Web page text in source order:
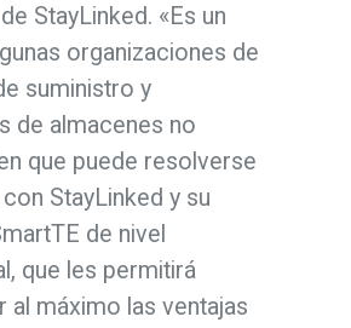
StayLinked. «Es un
organizaciones de
suministro y
de almacenes no
que puede resolverse
StayLinked y su
de nivel
que les permitirá
al máximo las ventajas